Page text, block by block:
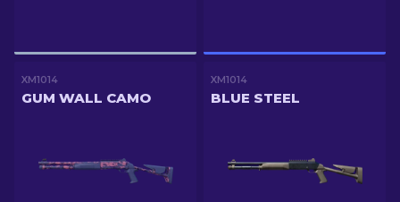
XM1014
GUM WALL CAMO
XM1014
BLUE STEEL